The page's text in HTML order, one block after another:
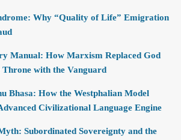
Why “Quality of Life” Emigration
Manual: How Marxism Replaced God
with the Vanguard
Bhasa: How the Westphalian Model
Civilizational Language Engine
Subordinated Sovereignty and the